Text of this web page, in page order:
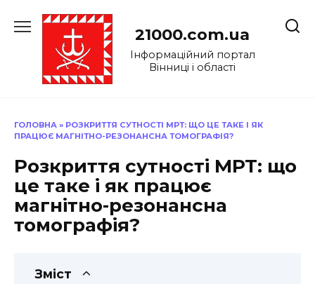
до
21000.com.ua
Інформаційний портал
Вінниці і області
ГОЛОВНА » РОЗКРИТТЯ СУТНОСТІ МРТ: ЩО ЦЕ ТАКЕ І ЯК
ПРАЦЮЄ МАГНІТНО-РЕЗОНАНСНА ТОМОГРАФІЯ?
Розкриття сутності МРТ: що
це таке і як працює
магнітно-резонансна
томографія?
Зміст